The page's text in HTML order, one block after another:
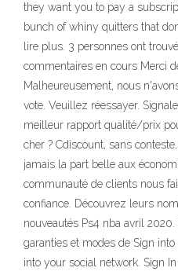
they want you to pay a
bunch of whiny quitters that
lire plus. 3 personnes ont
commentaires en cours Merci
Malheureusement, nous
vote. Veuillez réessayer.
meilleur rapport qualité/prix
cher ? Cdiscount, sans
jamais la part belle aux
communauté de clients nous
confiance. Découvrez leurs
nouveautés Ps4 nba avril
garanties et modes de Sign
into your social network. Sign